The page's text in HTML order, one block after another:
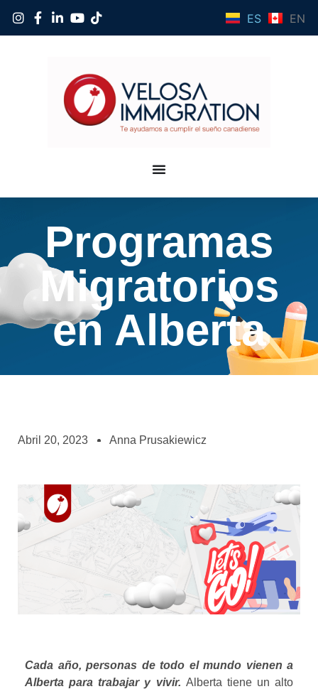
ES EN
Programas
Migratorios
en Alberta
Abril 20, 2023 Anna Prusakiewicz
Cada año, personas de todo el mundo vienen a
Alberta para trabajar y vivir. Alberta tiene un alto